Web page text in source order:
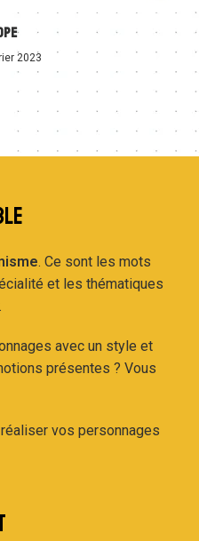
2023
. Ce sont les mots
et les thématiques
avec un style et
présentes ? Vous
vos personnages